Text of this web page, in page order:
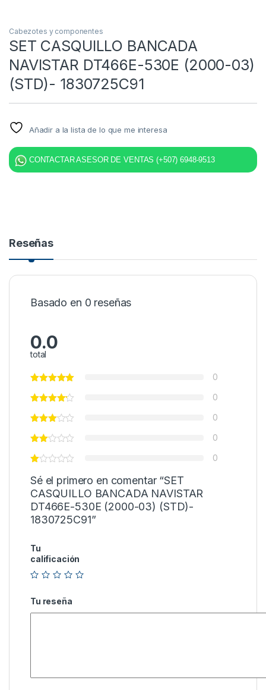
Cabezotes y componentes
SET CASQUILLO BANCADA
NAVISTAR DT466E-530E (2000-03)
(STD)- 1830725C91
Añadir a la lista de lo que me interesa
CONTACTAR ASESOR DE VENTAS (+507) 6948-9513
Reseñas
Basado en 0 reseñas
0.0
total
0
0
0
0
0
Sé el primero en comentar “SET
CASQUILLO BANCADA NAVISTAR
DT466E-530E (2000-03) (STD)-
1830725C91”
Tu
calificación
Tu reseña